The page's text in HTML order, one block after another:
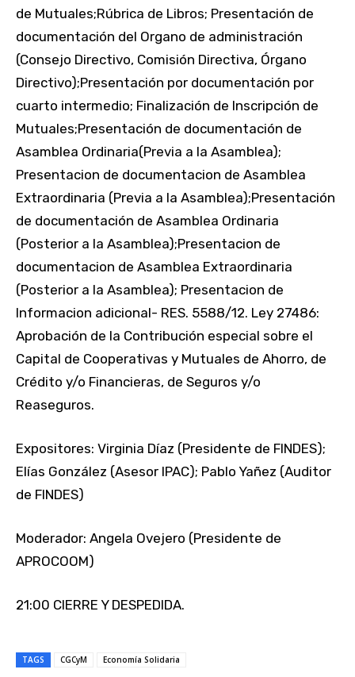
de Mutuales;Rúbrica de Libros; Presentación de
documentación del Organo de administración
(Consejo Directivo, Comisión Directiva, Órgano
Directivo);Presentación por documentación por
cuarto intermedio; Finalización de Inscripción de
Mutuales;Presentación de documentación de
Asamblea Ordinaria(Previa a la Asamblea);
Presentacion de documentacion de Asamblea
Extraordinaria (Previa a la Asamblea);Presentación
de documentación de Asamblea Ordinaria
(Posterior a la Asamblea);Presentacion de
documentacion de Asamblea Extraordinaria
(Posterior a la Asamblea); Presentacion de
Informacion adicional- RES. 5588/12. Ley 27486:
Aprobación de la Contribución especial sobre el
Capital de Cooperativas y Mutuales de Ahorro, de
Crédito y/o Financieras, de Seguros y/o
Reaseguros.
Expositores: Virginia Díaz (Presidente de FINDES);
Elías González (Asesor IPAC); Pablo Yañez (Auditor
de FINDES)
Moderador: Angela Ovejero (Presidente de
APROCOOM)
21:00 CIERRE Y DESPEDIDA.
TAGS CGCyM Economía Solidaria